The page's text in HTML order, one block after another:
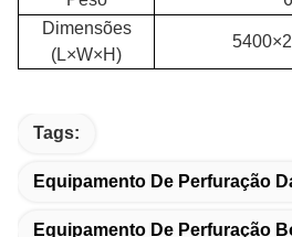
Dimensões
(L×W×H)
Tags:
Equipamento De Perfuração
Equipamento De Perfuração